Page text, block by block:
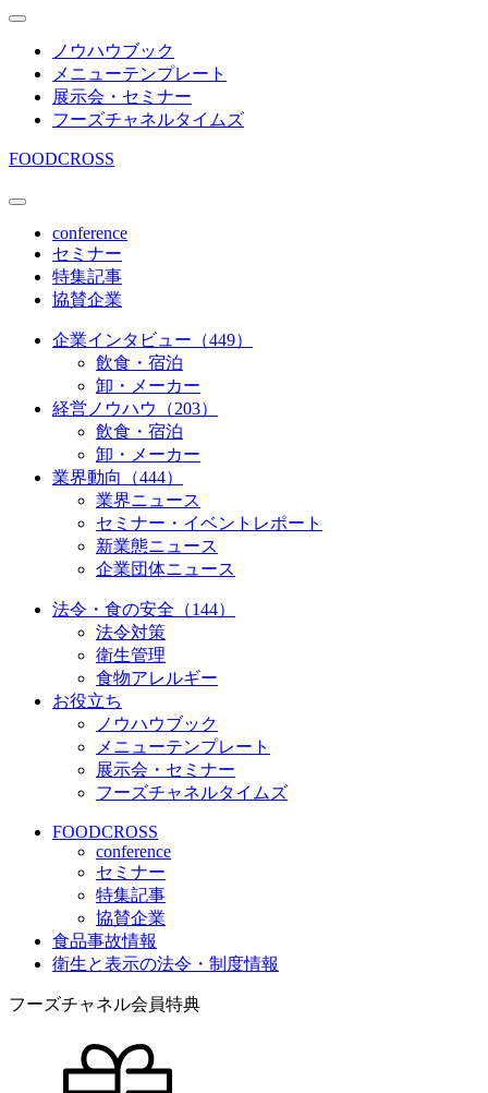
ノウハウブック
メニューテンプレート
展示会・セミナー
フーズチャネルタイムズ
FOODCROSS
conference
セミナー
特集記事
協賛企業
企業インタビュー（449）
飲食・宿泊
卸・メーカー
経営ノウハウ（203）
飲食・宿泊
卸・メーカー
業界動向（444）
業界ニュース
セミナー・イベントレポート
新業態ニュース
企業団体ニュース
法令・食の安全（144）
法令対策
衛生管理
食物アレルギー
お役立ち
ノウハウブック
メニューテンプレート
展示会・セミナー
フーズチャネルタイムズ
FOODCROSS
conference
セミナー
特集記事
協賛企業
食品事故情報
衛生と表示の法令・制度情報
フーズチャネル会員特典